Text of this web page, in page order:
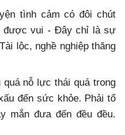
tình cảm có đôi chút
được vui - Đây chỉ là sự
lộc, nghề nghiệp thăng
nỗ lực thái quá trong
đến sức khỏe. Phải tổ
mắn đưa đến đều đều.